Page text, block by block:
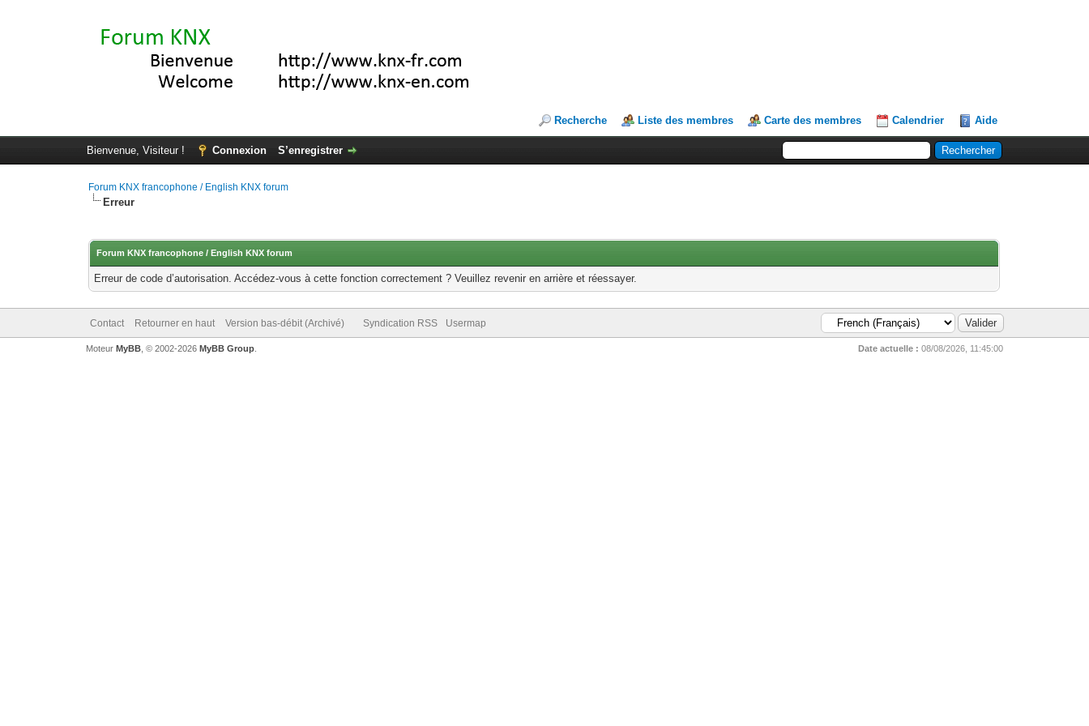
Recherche Liste des membres Carte des membres Calendrier Aide
Bienvenue, Visiteur ! Connexion S’enregistrer
Forum KNX francophone / English KNX forum
Erreur
Forum KNX francophone / English KNX forum
Erreur de code d’autorisation. Accédez-vous à cette fonction correctement ? Veuillez revenir en arrière et réessayer.
Contact Retourner en haut Version bas-débit (Archivé) Syndication RSS Usermap
Date actuelle : 08/08/2026, 11:45:00
Moteur MyBB, © 2002-2026 MyBB Group.